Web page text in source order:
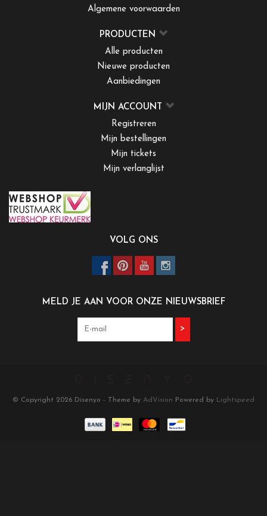
Algemene voorwaarden
PRODUCTEN
Alle producten
Nieuwe producten
Aanbiedingen
MIJN ACCOUNT
Registreren
Mijn bestellingen
Mijn tickets
Mijn verlanglijst
VOLG ONS
MELD JE AAN VOOR ONZE NIEUWSBRIEF
>
© Copyright 2026 Disenyo - Theme by AdVision Powered by Lightspeed